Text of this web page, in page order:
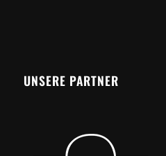
UNSERE PARTNER